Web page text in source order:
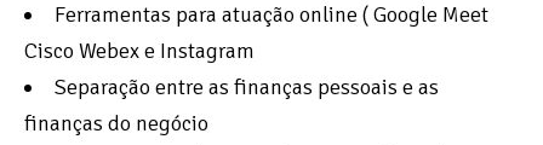
Ferramentas para atuação online ( Google Meet
Cisco Webex e Instagram
Separação entre as finanças pessoais e as
finanças do negócio